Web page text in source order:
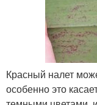
Красный налет
особенно это